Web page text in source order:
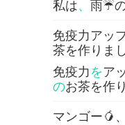
私は、雨☔️
免疫力アッ
茶を作りま
免疫力をア
のお茶を作
マンゴー🥭